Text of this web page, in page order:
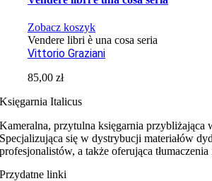
Zobacz koszyk
Vendere libri è una cosa seria
Vittorio Graziani
85,00zł
Księgarnia Italicus
Kameralna, przytulna księgarnia przybliżająca
Specjalizująca się w dystrybucji materiałów
profesjonalistów, a także oferująca
Przydatne linki